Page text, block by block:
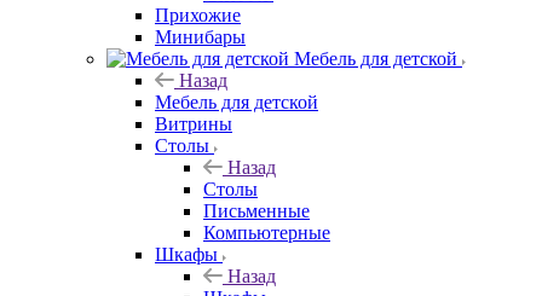
Прихожие
Минибары
Мебель для детской
Назад
Мебель для детской
Витрины
Столы
Назад
Столы
Письменные
Компьютерные
Шкафы
Назад